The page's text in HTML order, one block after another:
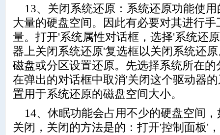
13、关闭系统还原：系统还原功能使
大量的硬盘空间。因此有必要对其进行
量。打开'系统属性对话框，选择'系统还
器上关闭系统还原'复选框以关闭系统还
磁盘或分区设置还原。先选择系统所在
在弹出的对话框中取消'关闭这个驱动器
置用于系统还原的磁盘空间大小。
14、休眠功能会占用不少的硬盘空间
关闭，关闭的方法是的：打开'控制面板'